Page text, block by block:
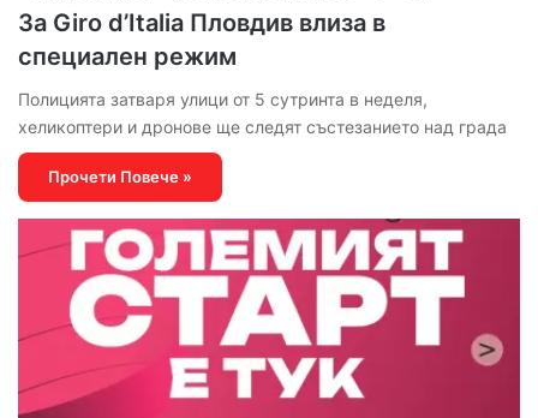
За Giro d’Italia Пловдив влиза в
специален режим
Полицията затваря улици от 5 сутринта в неделя,
хеликоптери и дронове ще следят състезанието над града
Прочети Повече »